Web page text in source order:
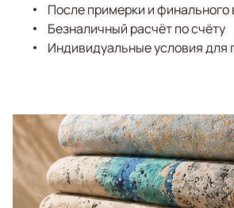
После примерки и финального
Безналичный расчёт по счёту
Индивидуальные условия для